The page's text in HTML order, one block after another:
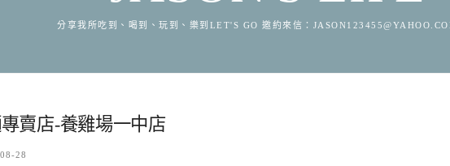
分享我所吃到、喝到、玩到、樂到LET'S GO 邀約來信：
賣店-養雞場一中店
28